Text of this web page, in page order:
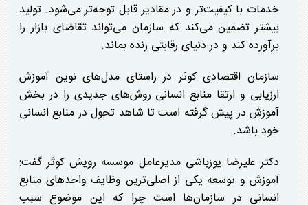
خدمات با کیفیت‌تر و در مقادیر قابل توجه‌تر می‌شود. تولید
بیشتر تضمین می‌کند که سازمان می‌تواند تقاضای بازار را
برآورده کند و در دنیای رقابتی زنده بماند.
سازمان اقتصادی کوثر در راستای مدل‌های نوین آموزش
ارزیابی و ارتقا منابع انسانی روش‌های جدیدی را در بخش
آموزش در پیش گرفته است تا شاهد تحول در منابع انسانی
خود باشد.
دکتر علیرضا یوزباشی مدیرعامل موسسه رویش کوثر گفت:
آموزش و توسعه یکی از اصلی‌ترین وظایف واحد‌های منابع
انسانی در سازمان‌ها است چرا که این موضوع سبب